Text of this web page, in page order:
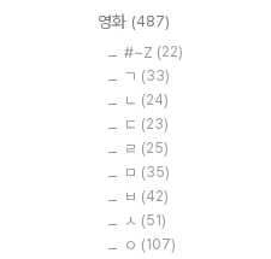
영화 (487)
#~Z (22)
ㄱ (33)
ㄴ (24)
ㄷ (23)
ㄹ (25)
ㅁ (35)
ㅂ (42)
ㅅ (51)
ㅇ (107)